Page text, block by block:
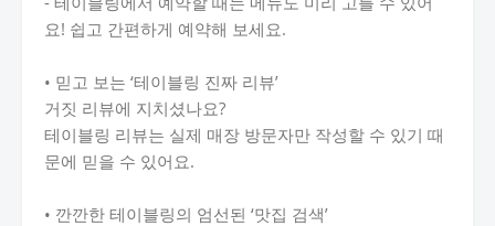
요! 쉽고 간편하게 예약해 보세요.
• 믿고 보는 ‘테이블링 진짜 리뷰’
거짓 리뷰에 지치셨나요?
테이블링 리뷰는 실제 매장 방문자만 작성할 수 있기 때
문에 믿을 수 있어요.
• 깐깐한 테이블링의 엄선된 ‘맛집 검색’